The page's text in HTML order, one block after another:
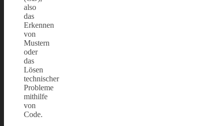
also
das
Erkennen
von
Mustern
oder
das
Lösen
technischer
Probleme
mithilfe
von
Code.